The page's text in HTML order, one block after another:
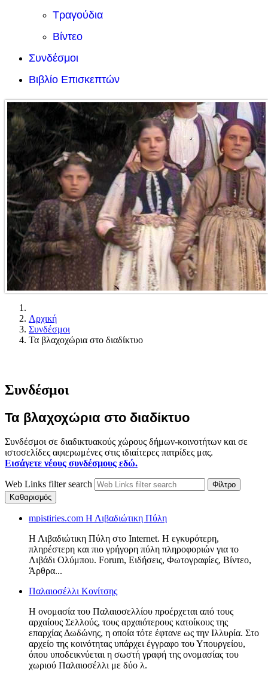
Τραγούδια
Βίντεο
Συνδέσμοι
Βιβλίο Επισκεπτών
Αρχική
Συνδέσμοι
Τα βλαχοχώρια στο διαδίκτυο
Συνδέσμοι
Τα βλαχοχώρια στο διαδίκτυο
Συνδέσμοι σε διαδικτυακούς χώρους δήμων-κοινοτήτων και σε
ιστοσελίδες αφιερωμένες στις ιδιαίτερες πατρίδες μας.
Εισάγετε νέους συνδέσμους εδώ.
Web Links filter search
Φίλτρο
Καθαρισμός
mpistiries.com Η Λιβαδιώτικη Πύλη
Η Λιβαδιώτικη Πύλη στο Internet. Η εγκυρότερη,
πληρέστερη και πιο γρήγορη πύλη πληροφοριών για το
Λιβάδι Ολύμπου. Forum, Ειδήσεις, Φωτογραφίες, Βίντεο,
Άρθρα...
Παλαιοσέλλι Κονίτσης
Η ονομασία του Παλαιοσελλίου προέρχεται από τους
αρχαίους Σελλούς, τους αρχαιότερους κατοίκους της
επαρχίας Δωδώνης, η οποία τότε έφτανε ως την Ιλλυρία. Στο
αρχείο της κοινότητας υπάρχει έγγραφο του Υπουργείου,
όπου υποδεικνύεται η σωστή γραφή της ονομασίας του
χωριού Παλαιοσέλλι με δύο λ.